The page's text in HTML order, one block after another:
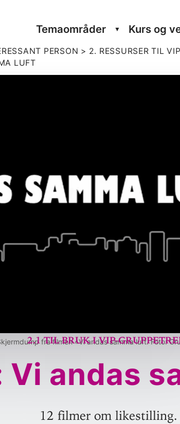
Tema­om­råder Kurs og
PERSON > 2. RESSURSER TIL
LUFT
fra filmen «Vi andas samma luft. Foto:
2.1 Til bruk i VIP-
Vi andas
12 filmer om likestilling.